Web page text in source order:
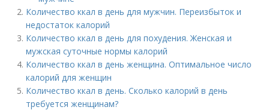
Количество ккал в день для мужчин. Переизбыток и
недостаток калорий
Количество ккал в день для похудения. Женская и
мужская суточные нормы калорий
Количество ккал в день женщина. Оптимальное число
калорий для женщин
Количество ккал в день. Сколько калорий в день
требуется женщинам?